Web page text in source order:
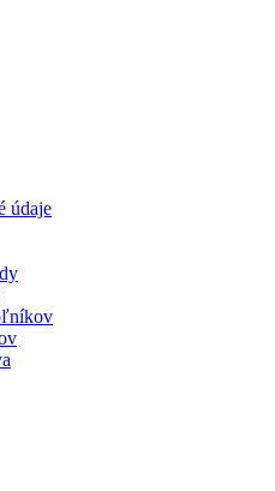
údaje